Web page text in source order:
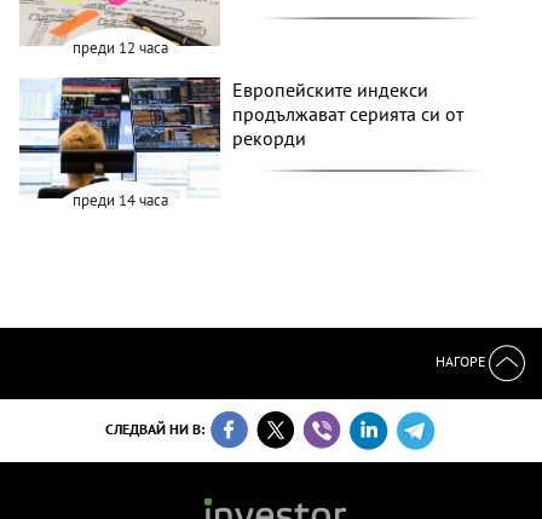
преди 12 часа
преди 14 часа
Европейските индекси
продължават серията си от
рекорди
НАГОРЕ
СЛЕДВАЙ НИ В: